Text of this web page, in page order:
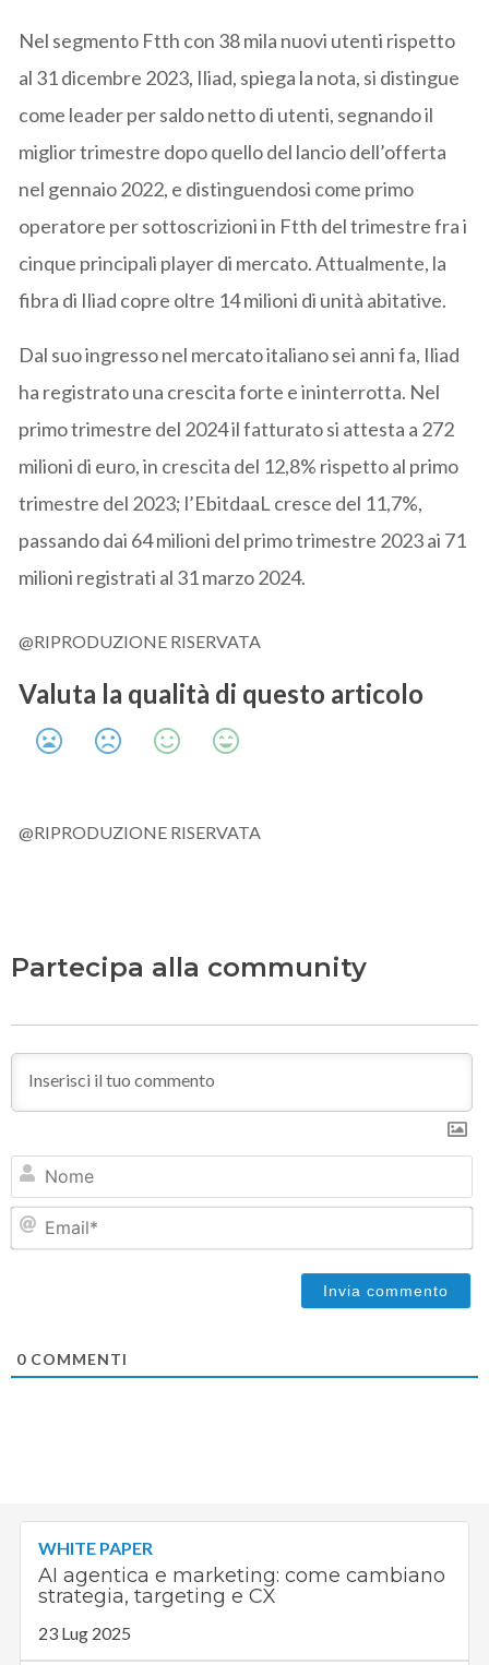
Nel segmento Ftth con 38 mila nuovi utenti rispetto
al 31 dicembre 2023, Iliad, spiega la nota, si distingue
come leader per saldo netto di utenti, segnando il
miglior trimestre dopo quello del lancio dell’offerta
nel gennaio 2022, e distinguendosi come primo
operatore per sottoscrizioni in Ftth del trimestre fra i
cinque principali player di mercato. Attualmente, la
fibra di Iliad copre oltre 14 milioni di unità abitative.
Dal suo ingresso nel mercato italiano sei anni fa, Iliad
ha registrato una crescita forte e ininterrotta. Nel
primo trimestre del 2024 il fatturato si attesta a 272
milioni di euro, in crescita del 12,8% rispetto al primo
trimestre del 2023; l’EbitdaaL cresce del 11,7%,
passando dai 64 milioni del primo trimestre 2023 ai 71
milioni registrati al 31 marzo 2024.
@RIPRODUZIONE RISERVATA
Valuta la qualità di questo articolo
@RIPRODUZIONE RISERVATA
Partecipa alla community
0 COMMENTI
WHITE PAPER
AI agentica e marketing: come cambiano
strategia, targeting e CX
23 Lug 2025